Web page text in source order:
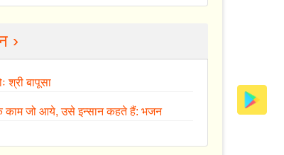
›
श्री बापूसा
काम जो आये, उसे इन्सान कहते हैं: भजन